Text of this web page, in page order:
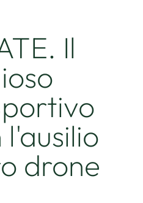
Il
drone